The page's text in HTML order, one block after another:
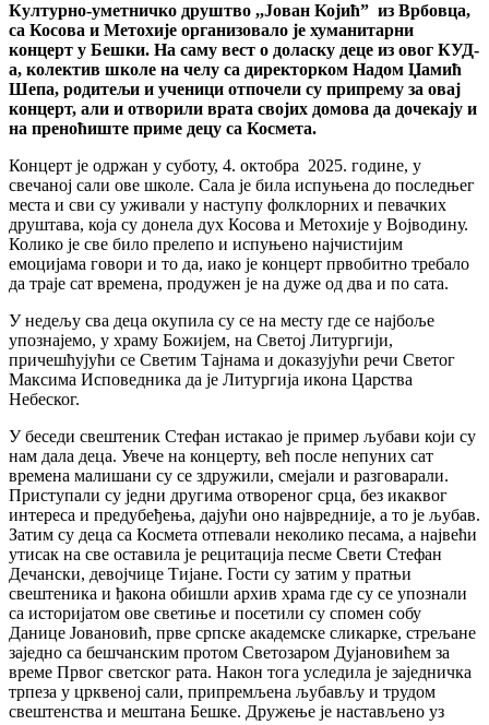
Културно-уметничко друштво ,,Јован Којић” из Врбовца,
са Косова и Метохије организовало је хуманитарни
концерт у Бешки. На саму вест о доласку деце из овог КУД-
а, колектив школе на челу са директорком Надом Џамић
Шепа, родитељи и ученици отпочели су припрему за овај
концерт, али и отворили врата својих домова да дочекају и
на преноћиште приме децу са Космета.
Концерт је одржан у суботу, 4. октобра 2025. године, у
свечаној сали ове школе. Сала је била испуњена до последњег
места и сви су уживали у наступу фолклорних и певачких
друштава, која су донела дух Косова и Метохије у Војводину.
Колико је све било прелепо и испуњено најчистијим
емоцијама говори и то да, иако је концерт првобитно требало
да траје сат времена, продужен је на дуже од два и по сата.
У недељу сва деца окупила су се на месту где се најбоље
упознајемо, у храму Божијем, на Светој Литургији,
причешћујући се Светим Тајнама и доказујући речи Светог
Максима Исповедника да је Литургија икона Царства
Небеског.
У беседи свештеник Стефан истакао је пример љубави који су
нам дала деца. Увече на концерту, већ после непуних сат
времена малишани су се здружили, смејали и разговарали.
Приступали су једни другима отвореног срца, без икаквог
интереса и предубеђења, дајући оно највредније, а то је љубав.
Затим су деца са Космета отпевали неколико песама, а највећи
утисак на све оставила је рецитација песме Свети Стефан
Дечански, девојчице Тијане. Гости су затим у пратњи
свештеника и ђакона обишли архив храма где су се упознали
са историјатом ове светиње и посетили су спомен собу
Данице Јовановић, прве српске академске сликарке, стрељане
заједно са бешчанским протом Светозаром Дујановићем за
време Првог светског рата. Након тога уследила је заједничка
трпеза у црквеној сали, припремљена љубављу и трудом
свештенства и мештана Бешке. Дружење је настављено уз